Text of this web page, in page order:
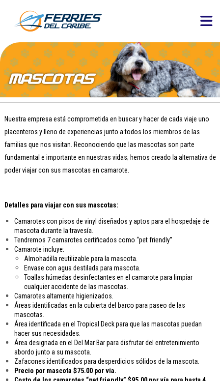
Nuestra empresa está comprometida en buscar y hacer de cada viaje uno
placenteros y lleno de experiencias junto a todos los miembros de las
familias que nos visitan. Reconociendo que las mascotas son parte
fundamental e importante en nuestras vidas; hemos creado la alternativa de
poder viajar con sus mascotas en camarote.
Detalles para viajar con sus mascotas:
Camarotes con pisos de vinyl diseñados y aptos para el hospedaje de
mascota durante la travesía.
Tendremos 7 camarotes certificados como “pet friendly”
Camarote incluye:
Almohadilla reutilizable para la mascota.
Envase con agua destilada para mascota.
Toallas húmedas desinfectantes en el camarote para limpiar
cualquier accidente de las mascotas.
Camarotes altamente higienizados.
Áreas identificadas en la cubierta del barco para paseo de las
mascotas.
Área identificada en el Tropical Deck para que las mascotas puedan
hacer sus necesidades.
Área designada en el Del Mar Bar para disfrutar del entretenimiento
abordo junto a su mascota.
Zafacones identificados para desperdicios sólidos de la mascota.
Precio por mascota $75.00 por vía.